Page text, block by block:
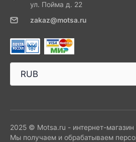
ул. Пойма д. 22
zakaz@motsa.ru
2025 © Motsa.ru - интернет-магазин
Мы получаем и обрабатываем